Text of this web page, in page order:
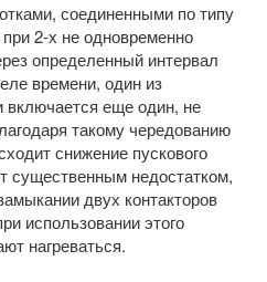
соединенными по типу
2-х не одновременно
определенный интервал
времени, один из
включается еще один, не
такому чередованию
снижение пускового
существенным недостатком,
двух контакторов
использовании этого
нагреваться.